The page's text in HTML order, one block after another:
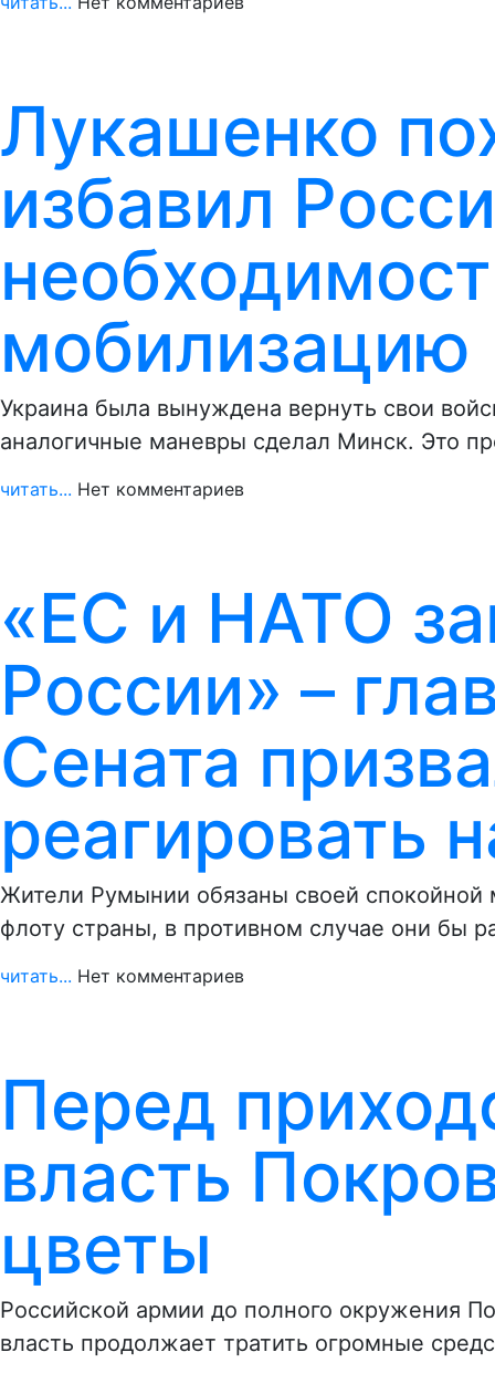
Лукашенко
избавил
мобилизацию
Украина была вынуждена вернуть свои
аналогичные маневры сделал Минск. Это
читать... Нет комментариев
«ЕС и НАТО
России» –
Сената
реагировать
Жители Румынии обязаны своей
флоту страны, в противном случае они бы
читать... Нет комментариев
Перед
власть
цветы
Российской армии до полного окружения
власть продолжает тратить огромные